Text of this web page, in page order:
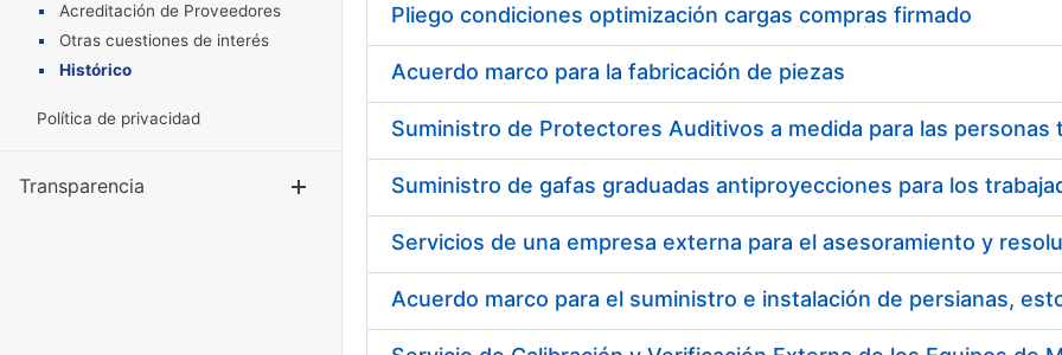
Acreditación de Proveedores
Otras cuestiones de interés
Histórico
Política de privacidad
Transparencia Mostrar/Ocultar
Pliego condiciones optimización cargas compras firmado
Acuerdo marco para la fabricación de piezas
Acuerdo marco para el suministro e instalación de persianas,